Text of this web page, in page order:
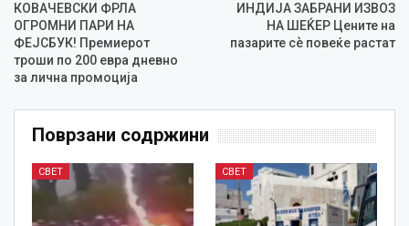
КОВАЧЕВСКИ ФРЛА
ОГРОМНИ ПАРИ НА
ФЕЈСБУК! Премиерот
троши по 200 евра дневно
за лична промоција
ИНДИЈА ЗАБРАНИ ИЗВОЗ
НА ШЕЌЕР Цените на
пазарите сѐ повеќе растат
Поврзани содржини
СВЕТ СВЕТ